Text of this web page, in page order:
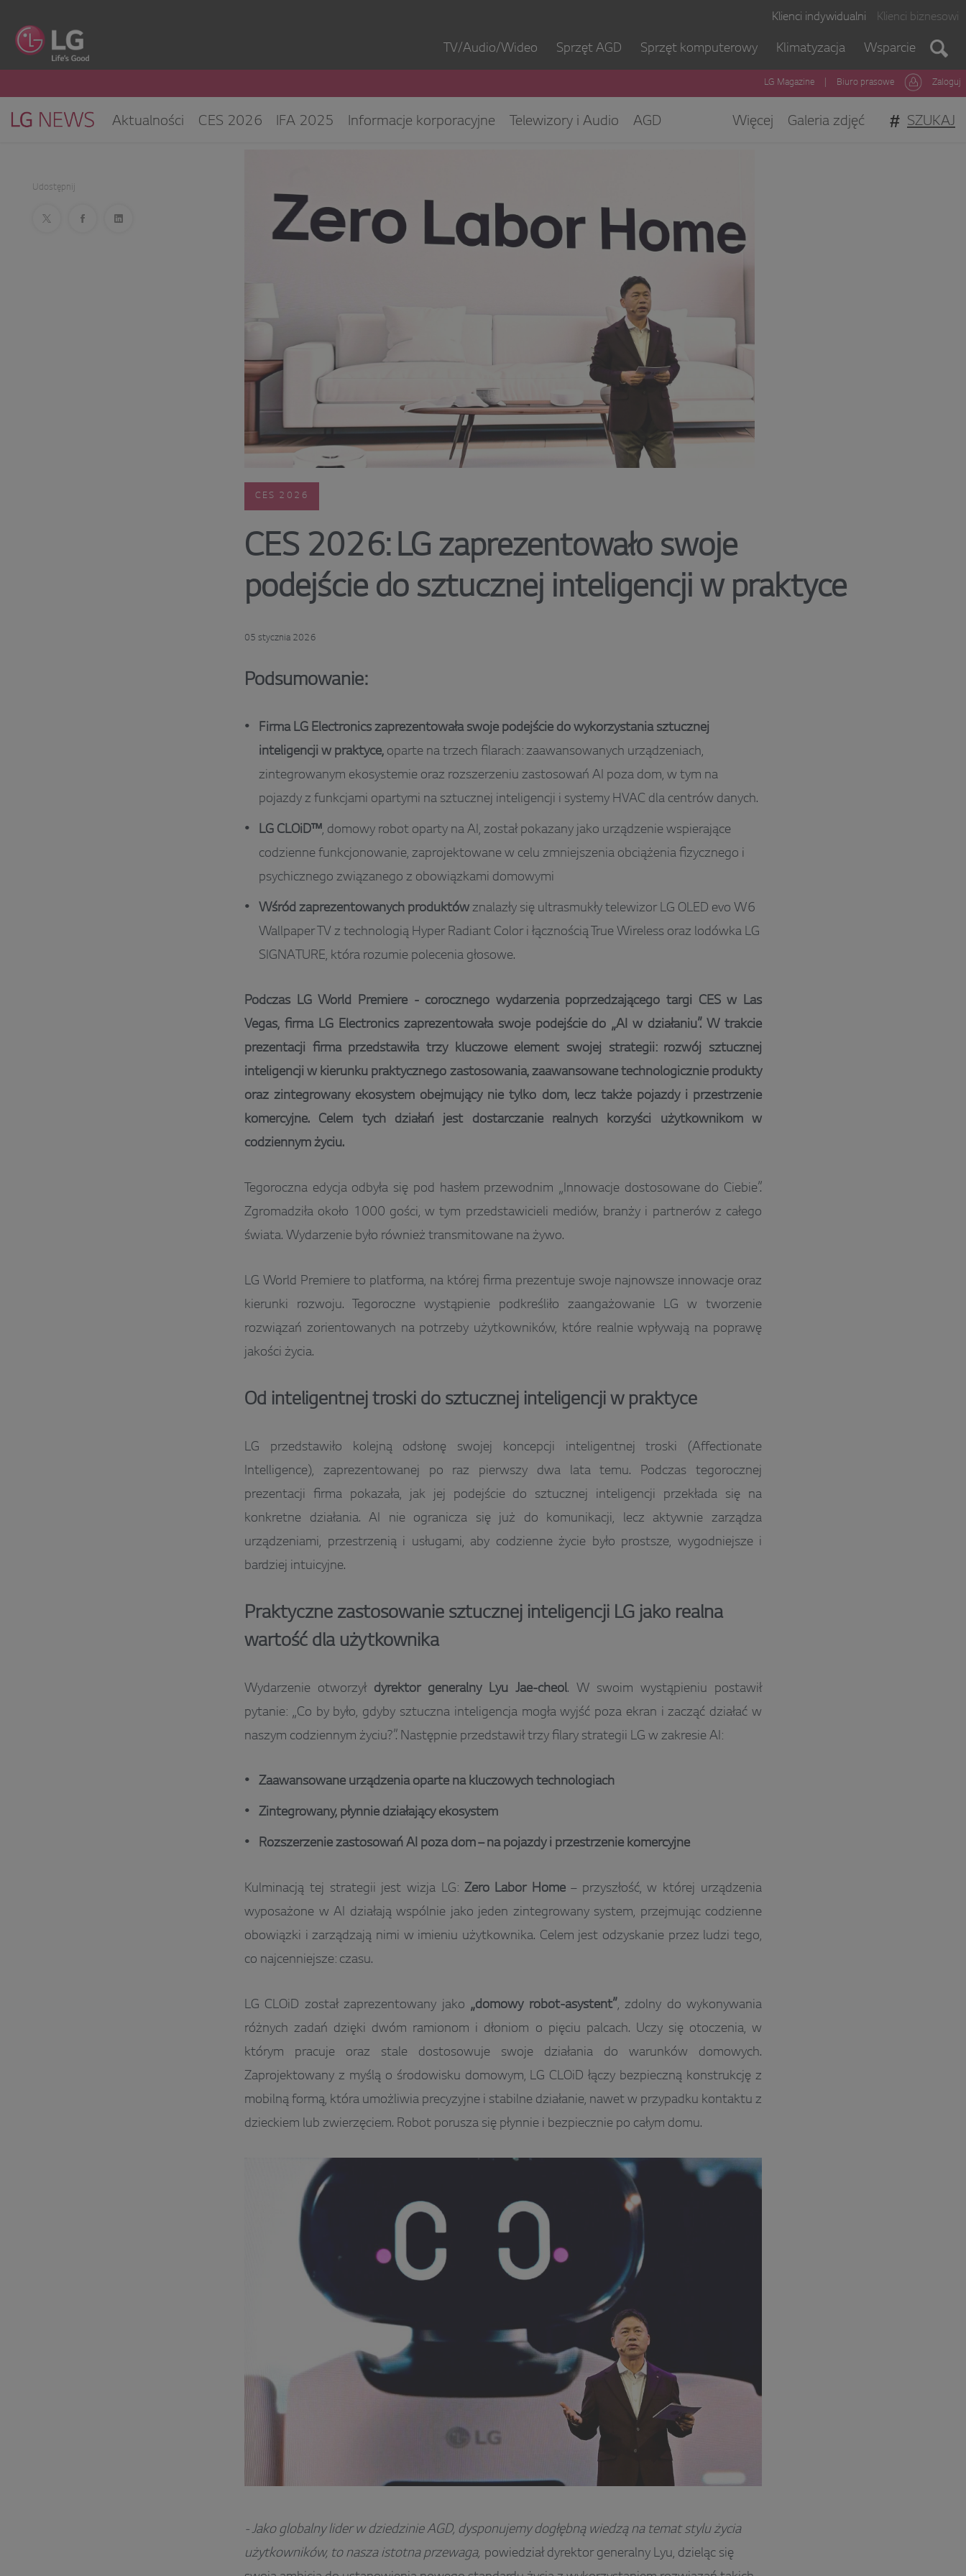
Klienci indywidualni Klienci biznesowi
TV/Audio/Wideo Sprzęt AGD Sprzęt komputerowy Klimatyzacja Wsparcie
LG Magazine Biuro prasowe Zaloguj
Aktualności CES 2026 IFA 2025 Informacje korporacyjne Telewizory i Audio
AGD
Więcej Galeria zdjęć # SZUKAJ
Udostępnij
CES 2026
CES 2026: LG zaprezentowało swoje
podejście do sztucznej inteligencji w praktyce
05 stycznia 2026
Podsumowanie:
Firma LG Electronics zaprezentowała swoje podejście do wykorzystania sztucznej
inteligencji w praktyce, oparte na trzech filarach: zaawansowanych urządzeniach,
zintegrowanym ekosystemie oraz rozszerzeniu zastosowań AI poza dom, w tym na
pojazdy z funkcjami opartymi na sztucznej inteligencji i systemy HVAC dla centrów danych.
LG CLOiD™, domowy robot oparty na AI, został pokazany jako urządzenie wspierające
codzienne funkcjonowanie, zaprojektowane w celu zmniejszenia obciążenia fizycznego i
psychicznego związanego z obowiązkami domowymi
Wśród zaprezentowanych produktów znalazły się ultrasmukły telewizor LG OLED evo W6
Wallpaper TV z technologią Hyper Radiant Color i łącznością True Wireless oraz lodówka LG
SIGNATURE, która rozumie polecenia głosowe.
Podczas LG World Premiere - corocznego wydarzenia poprzedzającego targi CES w Las
Vegas, firma LG Electronics zaprezentowała swoje podejście do „AI w działaniu”. W trakcie
prezentacji firma przedstawiła trzy kluczowe element swojej strategii: rozwój sztucznej
inteligencji w kierunku praktycznego zastosowania, zaawansowane technologicznie produkty
oraz zintegrowany ekosystem obejmujący nie tylko dom, lecz także pojazdy i przestrzenie
komercyjne. Celem tych działań jest dostarczanie realnych korzyści użytkownikom w
codziennym życiu.
Tegoroczna edycja odbyła się pod hasłem przewodnim „Innowacje dostosowane do Ciebie”.
Zgromadziła około 1000 gości, w tym przedstawicieli mediów, branży i partnerów z całego
świata. Wydarzenie było również transmitowane na żywo.
LG World Premiere to platforma, na której firma prezentuje swoje najnowsze innowacje oraz
kierunki rozwoju. Tegoroczne wystąpienie podkreśliło zaangażowanie LG w tworzenie
rozwiązań zorientowanych na potrzeby użytkowników, które realnie wpływają na poprawę
jakości życia.
Od inteligentnej troski do sztucznej inteligencji w praktyce
LG przedstawiło kolejną odsłonę swojej koncepcji inteligentnej troski (Affectionate
Intelligence), zaprezentowanej po raz pierwszy dwa lata temu. Podczas tegorocznej
prezentacji firma pokazała, jak jej podejście do sztucznej inteligencji przekłada się na
konkretne działania. AI nie ogranicza się już do komunikacji, lecz aktywnie zarządza
urządzeniami, przestrzenią i usługami, aby codzienne życie było prostsze, wygodniejsze i
bardziej intuicyjne.
Praktyczne zastosowanie sztucznej inteligencji LG jako realna
wartość dla użytkownika
Wydarzenie otworzył dyrektor generalny Lyu Jae-cheol. W swoim wystąpieniu postawił
pytanie: „Co by było, gdyby sztuczna inteligencja mogła wyjść poza ekran i zacząć działać w
naszym codziennym życiu?”. Następnie przedstawił trzy filary strategii LG w zakresie AI:
Zaawansowane urządzenia oparte na kluczowych technologiach
Zintegrowany, płynnie działający ekosystem
Rozszerzenie zastosowań AI poza dom – na pojazdy i przestrzenie komercyjne
Kulminacją tej strategii jest wizja LG: Zero Labor Home – przyszłość, w której urządzenia
wyposażone w AI działają wspólnie jako jeden zintegrowany system, przejmując codzienne
obowiązki i zarządzają nimi w imieniu użytkownika. Celem jest odzyskanie przez ludzi tego,
co najcenniejsze: czasu.
LG CLOiD został zaprezentowany jako „domowy robot-asystent”, zdolny do wykonywania
różnych zadań dzięki dwóm ramionom i dłoniom o pięciu palcach. Uczy się otoczenia, w
którym pracuje oraz stale dostosowuje swoje działania do warunków domowych.
Zaprojektowany z myślą o środowisku domowym, LG CLOiD łączy bezpieczną konstrukcję z
mobilną formą, która umożliwia precyzyjne i stabilne działanie, nawet w przypadku kontaktu z
dzieckiem lub zwierzęciem. Robot porusza się płynnie i bezpiecznie po całym domu.
- Jako globalny lider w dziedzinie AGD, dysponujemy dogłębną wiedzą na temat stylu życia
użytkowników, to nasza istotna przewaga, powiedział dyrektor generalny Lyu, dzieląc się